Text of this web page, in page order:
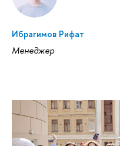
Ибрагимов Рифат
Менеджер